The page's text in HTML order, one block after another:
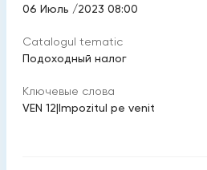
06 Июль /2023 08:00
Catalogul tematic
Подоходный налог
Ключевые слова
VEN 12|Impozitul pe venit